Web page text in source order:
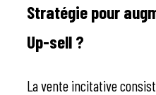
Stratégie pour
Up-sell ?
La vente incitative